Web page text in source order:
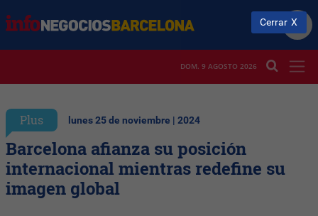
DOM. 9 AGOSTO 2026
Plus lunes 25 de noviembre | 2024
Barcelona afianza su posición
internacional mientras redefine su
imagen global
Cerrar